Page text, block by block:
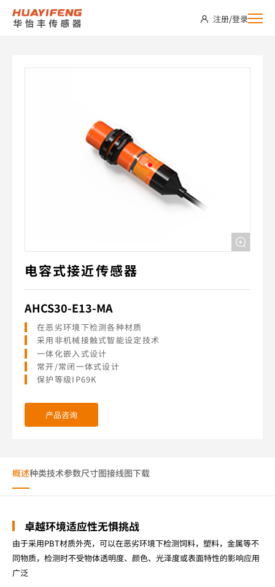
AHCS30-
E13-
注册/登录
电容式接近传感器
AHCS30-E13-MA
在恶劣环境下检测各种材质
采用非机械接触式智能设定技术
一体化嵌入式设计
常开/常闭一体式设计
保护等级IP69K
产品咨询
概述种类技术参数尺寸图接线图下载
卓越环境适应性无惧挑战
由于采用PBT材质外壳，可以在恶劣环境下检测饲料，塑料，金属等不
同物质，检测时不受物体透明度、颜色、光泽度或表面特性的影响应用
广泛